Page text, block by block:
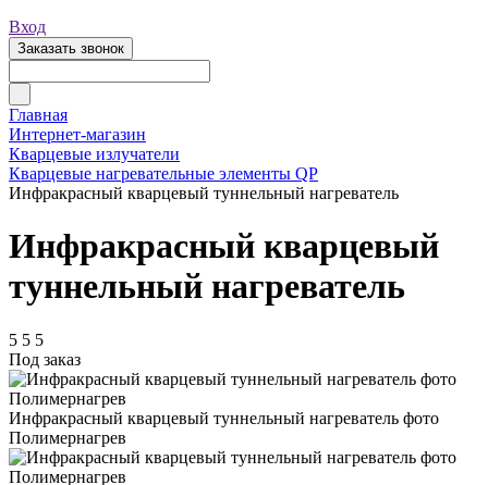
Вход
Заказать звонок
Главная
Интернет-магазин
Кварцевые излучатели
Кварцевые нагревательные элементы QP
Инфракрасный кварцевый туннельный нагреватель
Инфракрасный кварцевый
туннельный нагреватель
5 5 5
Под заказ
Инфракрасный кварцевый туннельный нагреватель фото
Полимернагрев